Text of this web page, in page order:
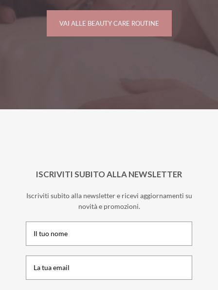
VAI ALLE BEAUTY CARE ROUTINE
ISCRIVITI SUBITO ALLA NEWSLETTER
Iscriviti subito alla newsletter e ricevi aggiornamenti su
novità e promozioni.